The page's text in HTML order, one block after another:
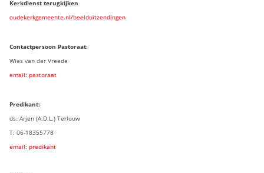
Kerkdienst terugkijken
oudekerkgemeente.nl/beelduitzendingen
Contactpersoon Pastoraat:
Wies van der Vreede
email: pastoraat
Predikant:
ds. Arjen (A.D.L.) Terlouw
T: 06-18355778
email: predikant